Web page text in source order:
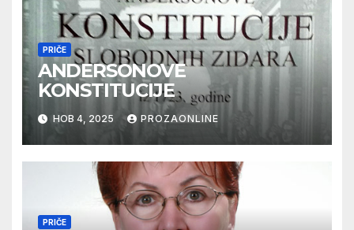
PRIČE
ANDERSONOVE
KONSTITUCIJE
НОВ 4, 2025 PROZAONLINE
PRIČE